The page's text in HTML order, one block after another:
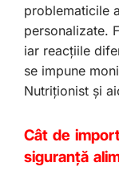
problematicile
personalizate.
iar reacțiile
se impune
Nutriționist și
Cât de
siguranță